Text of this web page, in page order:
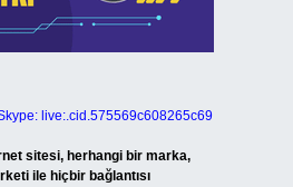
live:.cid.575569c608265c69
sitesi, herhangi bir marka,
ile hiçbir bağlantısı